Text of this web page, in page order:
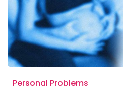
Personal Problems